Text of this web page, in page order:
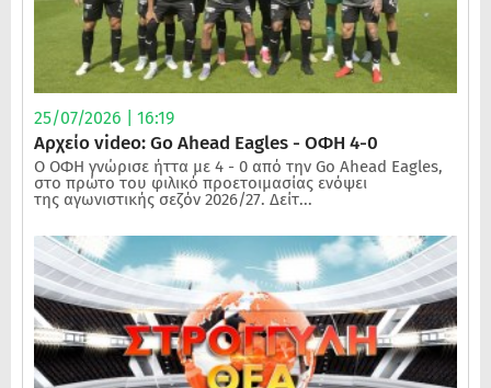
25/07/2026 | 16:19
Αρχείο video: Go Ahead Eagles - ΟΦΗ 4-0
Ο ΟΦΗ γνώρισε ήττα με 4 - 0 από την Go Ahead Eagles,
στο πρώτο του φιλικό προετοιμασίας ενόψει
της αγωνιστικής σεζόν 2026/27. Δείτ...